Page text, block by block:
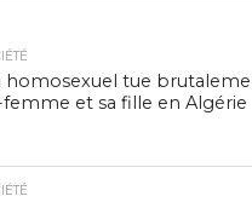
homosexuel tue
femme et sa fille en Algérie